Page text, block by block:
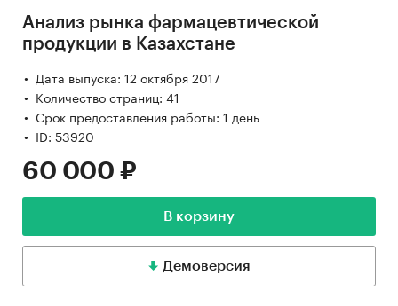
Анализ рынка фармацевтической
продукции в Казахстане
Дата выпуска: 12 октября 2017
Количество страниц: 41
Срок предоставления работы: 1 день
ID: 53920
60 000 ₽
В корзину
Демоверсия